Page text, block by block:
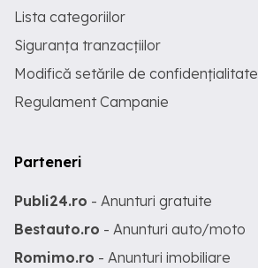
Lista categoriilor
Siguranța tranzacțiilor
Modifică setările de confidențialitate
Regulament Campanie
Parteneri
Publi24.ro - Anunturi gratuite
Bestauto.ro - Anunturi auto/moto
Romimo.ro - Anunturi imobiliare